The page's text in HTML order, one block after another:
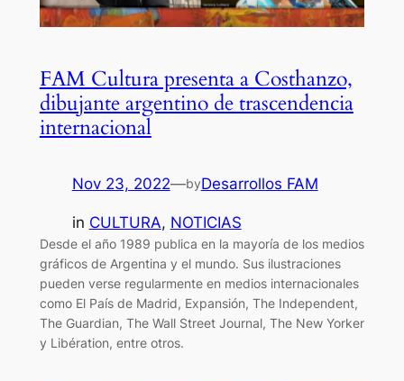
FAM Cultura presenta a Costhanzo,
dibujante argentino de trascendencia
internacional
Nov 23, 2022—byDesarrollos FAM
in CULTURA, NOTICIAS
Desde el año 1989 publica en la mayoría de los medios
gráficos de Argentina y el mundo. Sus ilustraciones
pueden verse regularmente en medios internacionales
como El País de Madrid, Expansión, The Independent,
The Guardian, The Wall Street Journal, The New Yorker
y Libération, entre otros.